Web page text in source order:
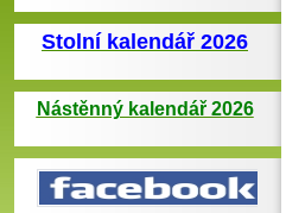
Stolní kalendář 2026
Nástěnný kalendář 2026